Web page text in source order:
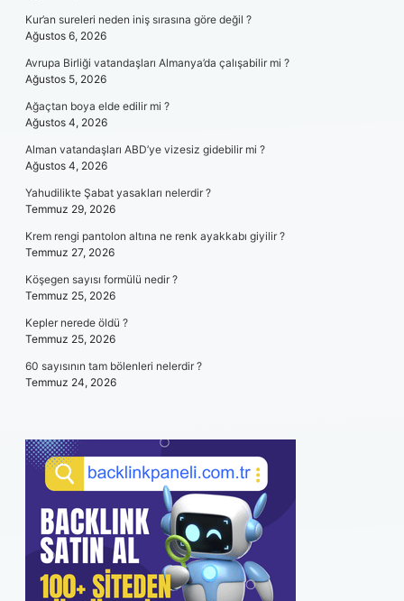
Kur’an sureleri neden iniş sırasına göre değil ?
Ağustos 6, 2026
Avrupa Birliği vatandaşları Almanya’da çalışabilir mi ?
Ağustos 5, 2026
Ağaçtan boya elde edilir mi ?
Ağustos 4, 2026
Alman vatandaşları ABD’ye vizesiz gidebilir mi ?
Ağustos 4, 2026
Yahudilikte Şabat yasakları nelerdir ?
Temmuz 29, 2026
Krem rengi pantolon altına ne renk ayakkabı giyilir ?
Temmuz 27, 2026
Köşegen sayısı formülü nedir ?
Temmuz 25, 2026
Kepler nerede öldü ?
Temmuz 25, 2026
60 sayısının tam bölenleri nelerdir ?
Temmuz 24, 2026